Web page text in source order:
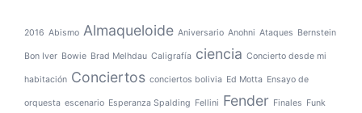
2016 Abismo Almaqueloide Aniversario Anohni Ataques Bernstein
Bon Iver Bowie Brad Melhdau Caligrafía ciencia Concierto desde mi
habitación Conciertos conciertos bolivia Ed Motta Ensayo de
orquesta escenario Esperanza Spalding Fellini Fender Finales Funk